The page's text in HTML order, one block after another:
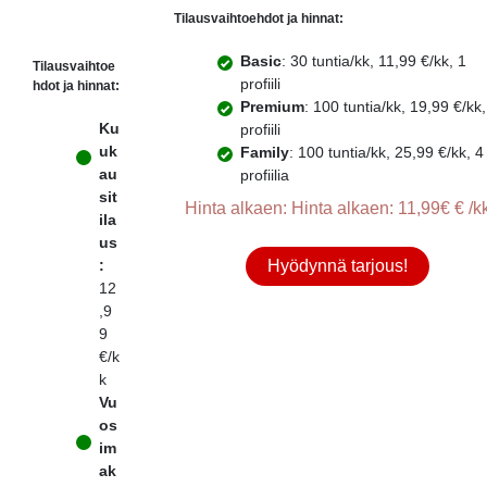
Tilausvaihtoe
hdot ja hinnat:
Ku
uk
au
sit
ila
us
:
12
,9
9
€/k
k
Vu
os
im
ak
Tilausvaihtoehdot ja hinnat:
Basic: 30 tuntia/kk, 11,99 €/kk, 1
profiili
Premium: 100 tuntia/kk, 19,99 €/kk,
profiili
Family: 100 tuntia/kk, 25,99 €/kk, 4
profiilia
Hinta alkaen: Hinta alkaen: 11,99€ € /
Hyödynnä tarjous!